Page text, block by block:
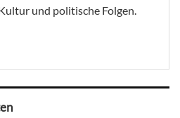
und politische Folgen.